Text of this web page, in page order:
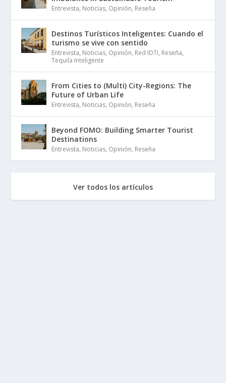
Entrevista, Noticias, Opinión, Reseña
Destinos Turísticos Inteligentes: Cuando el
turismo se vive con sentido
Entrevista, Noticias, Opinión, Red IDTI, Reseña,
Tequila Inteligente
From Cities to (Multi) City-Regions: The
Future of Urban Life
Entrevista, Noticias, Opinión, Reseña
Beyond FOMO: Building Smarter Tourist
Destinations
Entrevista, Noticias, Opinión, Reseña
Ver todos los artículos